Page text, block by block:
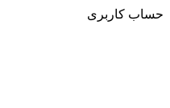
حساب کاربری